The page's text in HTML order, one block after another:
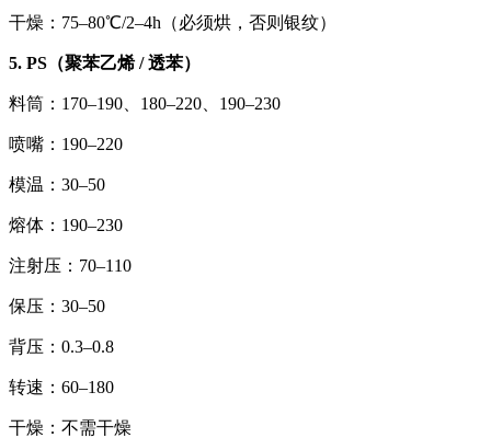
干燥：75–80℃/2–4h（必须烘，否则银纹）
5. PS（聚苯乙烯 / 透苯）
料筒：170–190、180–220、190–230
喷嘴：190–220
模温：30–50
熔体：190–230
注射压：70–110
保压：30–50
背压：0.3–0.8
转速：60–180
干燥：不需干燥